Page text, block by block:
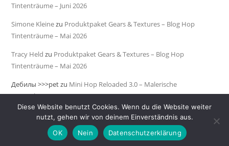
Tintenträume – Juni 2026
Simone Kleinezu Produktpaket Gears & Textures – Blog Hop
Tintenträume – Mai 2026
Tracy Held zu Produktpaket Gears & Textures – Blog Hop
Tintenträume – Mai 2026
Дебилы >>>petzu Mini Hop Reloaded 3.0 – Malerische
Meeresküste
Diese Website benutzt Cookies. Wenn du die Website weiter
nutzt, gehen wir von deinem Einverständnis aus.
OK
Nein Datenschutzerklärung